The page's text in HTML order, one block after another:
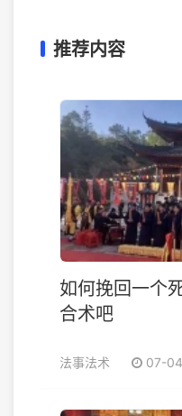
推荐内容
如何挽回一个
合术吧
法事法术 07-04